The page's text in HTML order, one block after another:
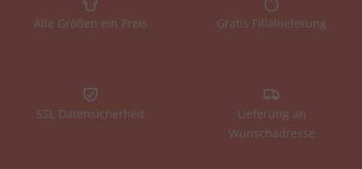
Alle Größen ein Preis Gratis Filiallieferung
SSL Datensicherheit
Lieferung an
Wunschadresse